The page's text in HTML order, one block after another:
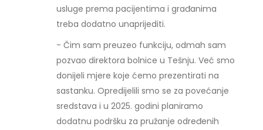
usluge prema pacijentima i građanima
treba dodatno unaprijediti.
- Čim sam preuzeo funkciju, odmah sam
pozvao direktora bolnice u Tešnju. Već smo
donijeli mjere koje ćemo prezentirati na
sastanku. Opredijelili smo se za povećanje
sredstava i u 2025. godini planiramo
dodatnu podršku za pružanje određenih